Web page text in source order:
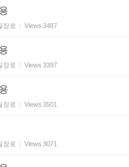
장로 Views 3487
장로 Views 3397
장로 Views 3501
장로 Views 3071